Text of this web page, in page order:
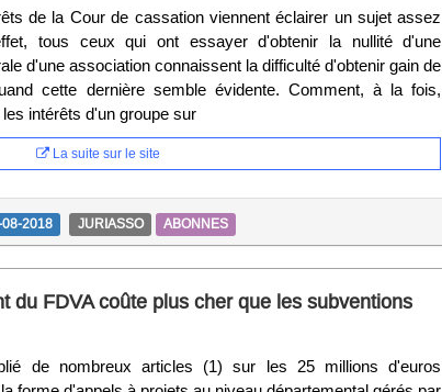
de la Cour de cassation viennent éclairer un sujet assez
tous ceux qui ont essayer d'obtenir la nullité d'une
d'une association connaissent la difficulté d'obtenir gain de
cette dernière semble évidente. Comment, à la fois,
intérêts d'un groupe sur
La suite sur le site
2018 JURIASSO ABONNES
du FDVA coûte plus cher que les subventions
de nombreux articles (1) sur les 25 millions d'euros